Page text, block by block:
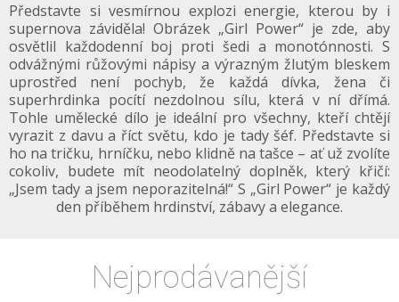
Představte si vesmírnou explozi energie, kterou by i
supernova záviděla! Obrázek „Girl Power“ je zde, aby
osvětlil každodenní boj proti šedi a monotónnosti. S
odvážnými růžovými nápisy a výrazným žlutým bleskem
uprostřed není pochyb, že každá dívka, žena či
superhrdinka pocítí nezdolnou sílu, která v ní dřímá.
Tohle umělecké dílo je ideální pro všechny, kteří chtějí
vyrazit z davu a říct světu, kdo je tady šéf. Představte si
ho na tričku, hrníčku, nebo klidně na tašce – ať už zvolíte
cokoliv, budete mít neodolatelný doplněk, který křičí:
„Jsem tady a jsem neporazitelná!“ S „Girl Power“ je každý
den příběhem hrdinství, zábavy a elegance.
Nejprodávanější